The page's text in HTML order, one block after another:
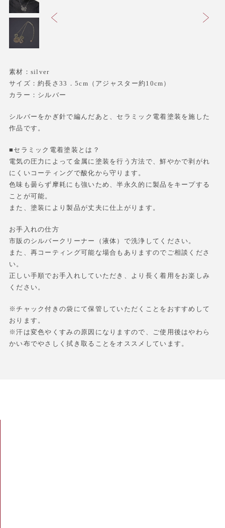
素材：silver
サイズ：約長さ33．5cm（アジャスター約10cm）
カラー：シルバー
シルバーをかぎ針で編んだあと、セラミック電着塗装を施した
作品です。
■セラミック電着塗装とは？
電気の圧力によって金属に塗装を行う方法で、鮮やかで剥がれ
にくいコーティングで酸化から守ります。
色味も曇らず摩耗にも強いため、半永久的に製品をキープする
ことが可能。
また、塗装により製品が丈夫に仕上がります。
お手入れの仕方
市販のシルバークリーナー（液体）で洗浄してください。
また、再コーティング可能な場合もありますのでご相談くださ
い。
正しい手順でお手入れしていただき、より長く着用をお楽しみ
ください。
※チャック付きの袋にて保管していただくことをおすすめして
おります。
※汗は変色やくすみの原因になりますので、ご使用後はやわら
かい布でやさしく拭き取ることをオススメしています。